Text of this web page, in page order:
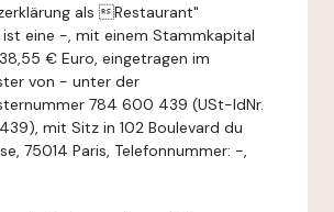
als Restaurant"
eine -, mit einem Stammkapital
€ Euro, eingetragen im
von - unter der
784 600 439 (USt-IdNr.
mit Sitz in 102 Boulevard du
75014 Paris, Telefonnummer: -,